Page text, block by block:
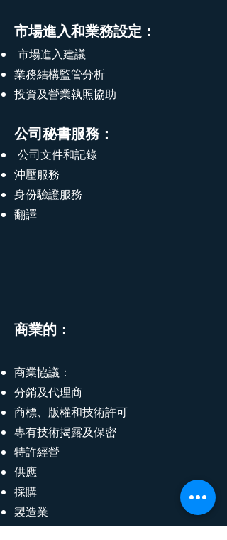
市場進入和業務設定：
市場進入建議
業務結構監管分析
投資及營業執照協助
公司秘書服務：​
公司文件和記錄
沖壓服務
身份驗證服務
翻譯
商業的：
商業協議：
分銷及代理商
商標、版權和技術許可
專有技術揭露及保密
特許經營
供應
採購
製造業
貸款